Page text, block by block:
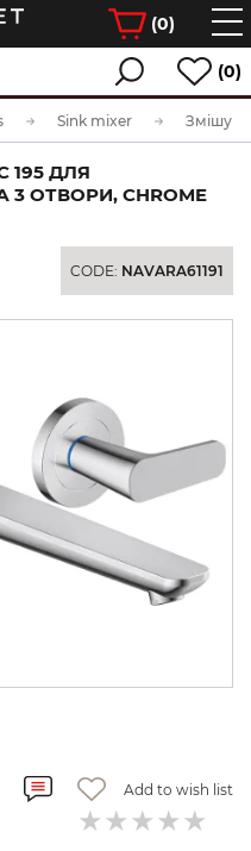
(0)
(0)
Sink mixer
195 ДЛЯ
ОТВОРИ, CHROME
CODE: NAVARA61191
Add to wish list